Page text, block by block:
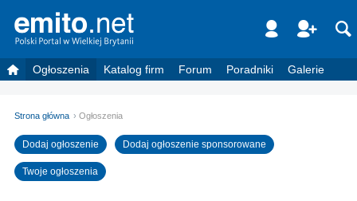
Ogłoszenia Katalog firm Forum Poradniki Galerie
Strona główna Ogłoszenia
Dodaj ogłoszenie Dodaj ogłoszenie sponsorowane
Twoje ogłoszenia